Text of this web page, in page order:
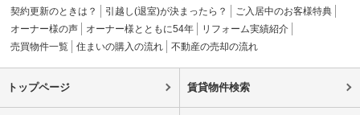
契約更新のときは？
引越し(退室)が決まったら？
ご入居中のお客様特典
オーナー様の声
オーナー様とともに54年
リフォーム実績紹介
売買物件一覧
住まいの購入の流れ 不動産の売却の流れ
トップページ 賃貸物件検索